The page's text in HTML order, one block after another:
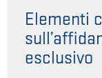
Elementi
esclusivo